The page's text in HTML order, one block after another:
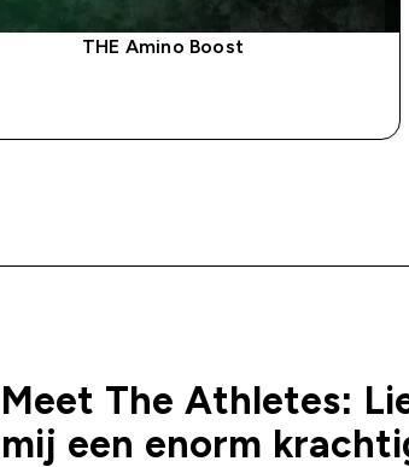
THE Amino Boost
Meet The Athletes:
mij een enorm